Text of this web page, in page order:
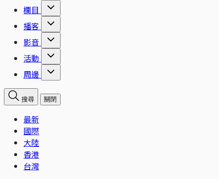
欄目
播客
影音
活動
周邊
搜尋 關閉
最新
國際
大陸
香港
台灣